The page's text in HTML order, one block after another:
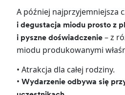
A później najprzyjemniejsza
i degustacja miodu prosto z
i pyszne doświadczenie – z
miodu produkowanymi
• Atrakcja dla całej rodziny.
•Wydarzenie odbywa się